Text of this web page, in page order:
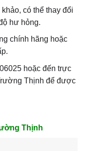
có thể thay đổi
hư hỏng.
chính hãng hoặc
hoặc đến trực
Thịnh để được
Thịnh